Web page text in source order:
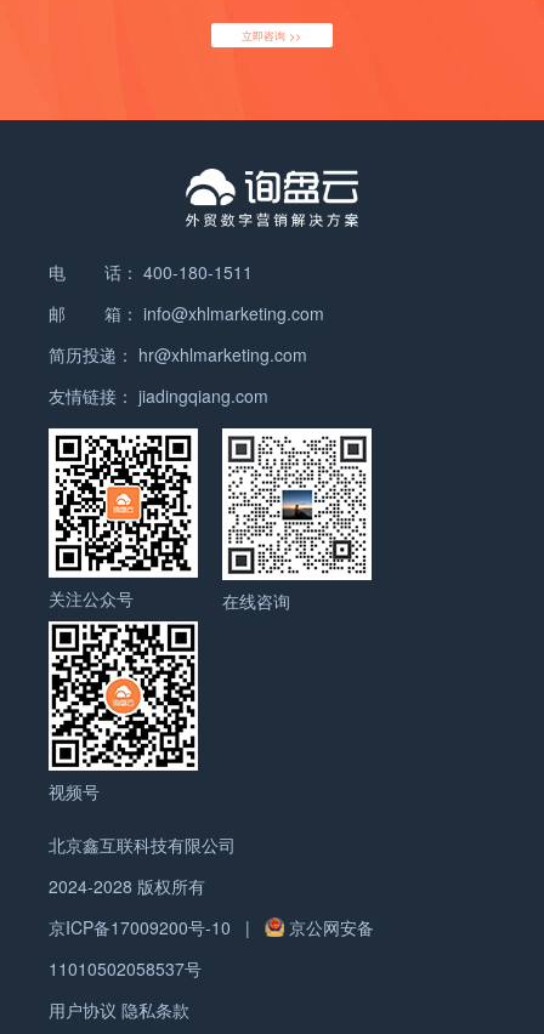
购买意向，如主动搜索产品的人群代表了他们强烈的
准确的人群匹配，推广的广告已经顺利展示在潜力客
户眼前了，但是这不代表每个看了广告的人就会产生
计风格及加载速度，客服的服务态度等等。从流量点
开网站开始，每一环节都需特别注意，为用户提供最
好操作的网站，仍有74%的用户放弃了。别担心，这
时你就需要Google的“再营销广告”的帮助，让他们重
新注意你的产品，将他们再次吸引进你的网站。 当用
户访问过你的网站后，你可以将他们加入“Google再
营销名单”。之后无论他们搜索别的相关产品或是浏
览视频、查看邮件，你都可以通过投放“再营销广
告”再次推送到他们眼前。 海外线上营销总结起来也
并不复杂。首先自身准备好的产品，借力线上营销投
放广告的时候需要了解当地市场的网站流量来源、善
用工具匹配到最精确的目标客群并向他们展示广告，
以及留心各个细节是否影响转化。 以上问题解决，那
您还需要了解一个可以打通外贸全流程的营销系统。
询盘云是一款全力打造的专门针对外贸企业的营销管
理云工具。其功能模块包括：在线聊天系统、CRM系
统、数据分析和营销推广平台。针对外贸企业所面临
广，在线聊天，询盘转化，数据分析等各环节数据，
实现从流量到成交的闭环营销，营销数据轻松分析，
准确评估营销活动。 那么从此以后还会忧心海外营销
的流量和询盘转化率低？ 还在苦寻性价比高的海外聊
户被封？ 还在发愁无法整合散落在各处的营销数据？
询盘云就可以满足您的所有的问题。老板再也不再追
Facebook是一个实名制注册的社交平台，他的年
龄、工作地点、兴趣爱好等等都会被记录，这对外贸
售。 05 建立公司的国际品牌形像非常方便而且直
接，你的主页建立后，可以使用Facebook的推广功
能使用你一夜之间在你的目标市场、国家、客户曝光
Facebook的传播方式及庞大的用户基数。Facebook
是病毒式传播，传播效率非常恐怖；Facebook目前
已经覆盖了全球189个国家，注册用户25亿，月活跃
用户20亿。 所以Facebook能给我们带来的效益有多
大就不需要一再赘述了。询盘云今天就与大家分享6
个运营facebook的小妙招，能有效提升企业与粉丝之
间的互动性，有效进行产品推广，品牌宣传！ 1、将
发布内容融入创意 如果企业在facebook上只是一味
地、生硬地推出产品内容，如价格、产品功能性质等
等，则很容易引起粉丝的反感，粉丝更喜欢关注他们
感兴趣的东西，或是一些具有创意性的内容。因此，
企业在发布信息的时候，最好加入自己的创意，然后
再分享出来，这样才能吸引更多的粉丝。 2、将发布
内容简单化 大多粉丝都不愿意看长篇大论，因此企业
最好将要发布的内容用最简单明了的句子或是最简单
的方式呈现出来，这样内容的传播性会更强。 3、呼
唤粉丝互动 其实，想要加强社交媒体上的互动，企业
能够有效调动粉丝参与热情的帖子更容易成为热帖。
官冲击，所以可以把想要发表的内容通过图片形式展
现，企业将会收到更好的效果。 5、善用留白 现在，
然后留个空白，让粉丝来填空。如果企业的问题比较
好，就能引起粉丝的热烈评论，企业再进行及时的回
立即咨询 >>
电 话： 400-180-1511
邮 箱： info@xhlmarketing.com
简历投递： hr@xhlmarketing.com
友情链接： jiadingqiang.com
关注公众号 在线咨询
视频号
北京鑫互联科技有限公司
2024-2028 版权所有
京ICP备17009200号-10
|
京公网安备
11010502058537号
用户协议 隐私条款